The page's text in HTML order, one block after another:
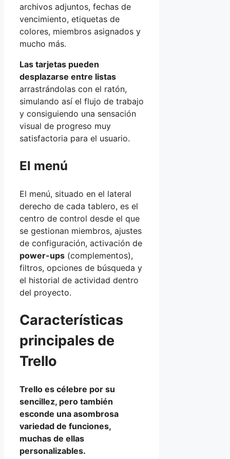
archivos adjuntos, fechas de
vencimiento, etiquetas de
colores, miembros asignados y
mucho más.
Las tarjetas pueden
desplazarse entre listas
arrastrándolas con el ratón,
simulando así el flujo de trabajo
y consiguiendo una sensación
visual de progreso muy
satisfactoria para el usuario.
El menú
El menú, situado en el lateral
derecho de cada tablero, es el
centro de control desde el que
se gestionan miembros, ajustes
de configuración, activación de
power-ups (complementos),
filtros, opciones de búsqueda y
el historial de actividad dentro
del proyecto.
Características
principales de
Trello
Trello es célebre por su
sencillez, pero también
esconde una asombrosa
variedad de funciones,
muchas de ellas
personalizables.